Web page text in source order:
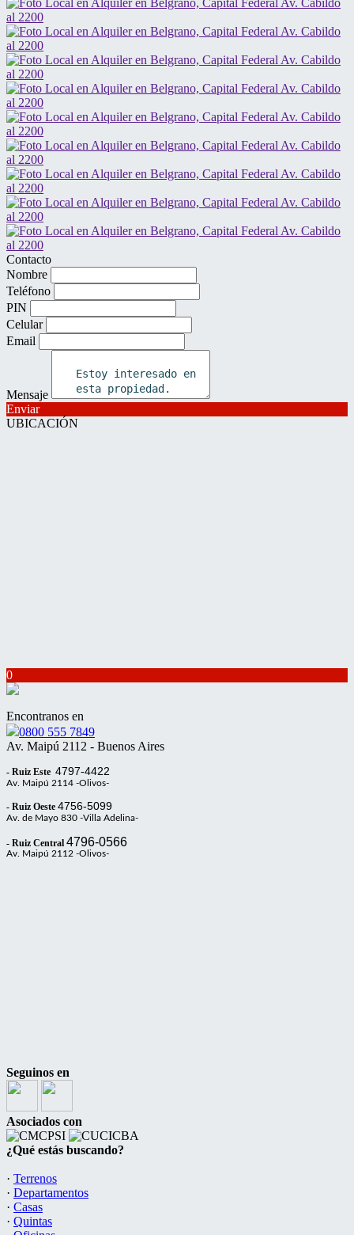
Contacto
Nombre
Teléfono
PIN
Celular
Email
Mensaje
Enviar
UBICACIÓN
0
Encontranos en
0800 555 7849
Av. Maipú 2112 - Buenos Aires
- Ruiz Este 4797-4422
Av. Maipú 2114 -Olivos-
- Ruiz Oeste 4756-5099
Av. de Mayo 830 -Villa Adelina-
- Ruiz Central 4796-0566
Av. Maipú 2112 -Olivos-
Seguinos en
Asociados con
¿Qué estás buscando?
· Terrenos
· Departamentos
· Casas
· Quintas